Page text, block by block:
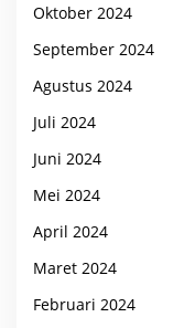
Oktober 2024
September 2024
Agustus 2024
Juli 2024
Juni 2024
Mei 2024
April 2024
Maret 2024
Februari 2024